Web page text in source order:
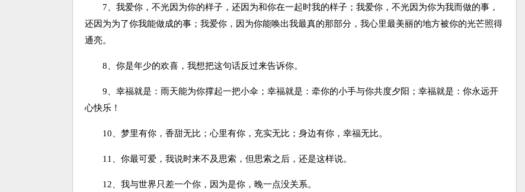
7、我爱你，不光因为你的样子，还因为和你在一起时我的样子；我爱你，不光因为你为我而做的事，
还因为为了你我能做成的事；我爱你，因为你能唤出我最真的那部分，我心里最美丽的地方被你的光芒照得
通亮。
8、你是年少的欢喜，我想把这句话反过来告诉你。
9、幸福就是：雨天能为你撑起一把小伞；幸福就是：牵你的小手与你共度夕阳；幸福就是：你永远开
心快乐！
10、梦里有你，香甜无比；心里有你，充实无比；身边有你，幸福无比。
11、你最可爱，我说时来不及思索，但思索之后，还是这样说。
12、我与世界只差一个你，因为是你，晚一点没关系。